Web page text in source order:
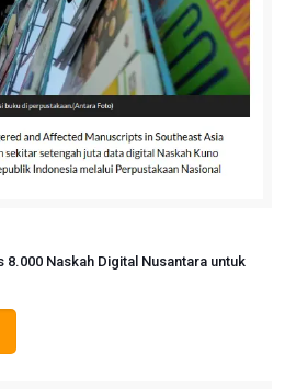
Naskah Digital Nusantara untuk